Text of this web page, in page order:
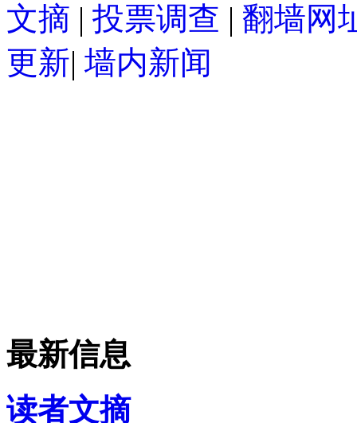
文摘 | 投票调查 | 翻墙网
更新| 墙内新闻
最新信息
读者文摘